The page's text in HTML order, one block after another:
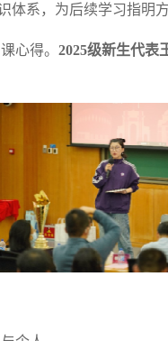
体系，为后续学习指明方
心得。 2025级新生代表